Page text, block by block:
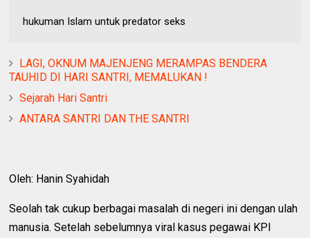
hukuman Islam untuk predator seks
LAGI, OKNUM MAJENJENG MERAMPAS BENDERA
TAUHID DI HARI SANTRI, MEMALUKAN !
Sejarah Hari Santri
ANTARA SANTRI DAN THE SANTRI
Oleh: Hanin Syahidah
Seolah tak cukup berbagai masalah di negeri ini dengan ulah
manusia. Setelah sebelumnya viral kasus pegawai KPI